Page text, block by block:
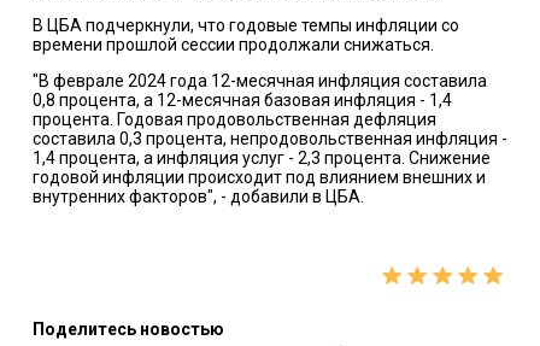
В ЦБА подчеркнули, что годовые темпы инфляции со
времени прошлой сессии продолжали снижаться.
"В феврале 2024 года 12-месячная инфляция составила
0,8 процента, а 12-месячная базовая инфляция - 1,4
процента. Годовая продовольственная дефляция
составила 0,3 процента, непродовольственная инфляция -
1,4 процента, а инфляция услуг - 2,3 процента. Снижение
годовой инфляции происходит под влиянием внешних и
внутренних факторов", - добавили в ЦБА.
Поделитесь новостью